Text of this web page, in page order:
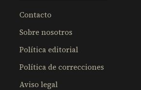
Contacto
Sobre nosotros
Política editorial
Política de correcciones
Aviso legal